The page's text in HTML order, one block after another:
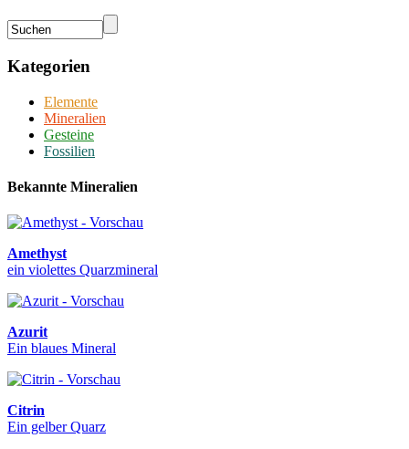
Kategorien
Elemente
Mineralien
Gesteine
Fossilien
Bekannte Mineralien
Amethyst
ein violettes Quarzmineral
Azurit
Ein blaues Mineral
Citrin
Ein gelber Quarz